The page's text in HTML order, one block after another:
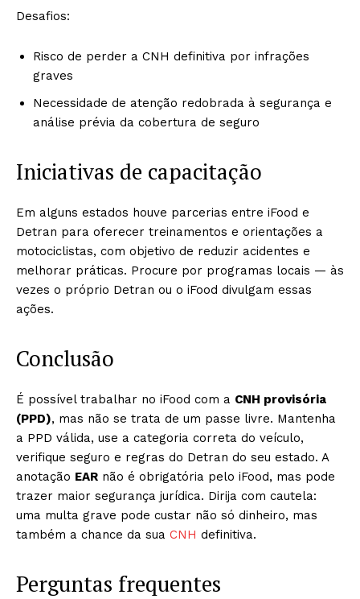
Desafios:
Risco de perder a CNH definitiva por infrações
graves
Necessidade de atenção redobrada à segurança e
análise prévia da cobertura de seguro
Iniciativas de capacitação
Em alguns estados houve parcerias entre iFood e
Detran para oferecer treinamentos e orientações a
motociclistas, com objetivo de reduzir acidentes e
melhorar práticas. Procure por programas locais — às
vezes o próprio Detran ou o iFood divulgam essas
ações.
Conclusão
É possível trabalhar no iFood com a CNH provisória
(PPD), mas não se trata de um passe livre. Mantenha
a PPD válida, use a categoria correta do veículo,
verifique seguro e regras do Detran do seu estado. A
anotação EAR não é obrigatória pelo iFood, mas pode
trazer maior segurança jurídica. Dirija com cautela:
uma multa grave pode custar não só dinheiro, mas
também a chance da sua CNH definitiva.
Perguntas frequentes